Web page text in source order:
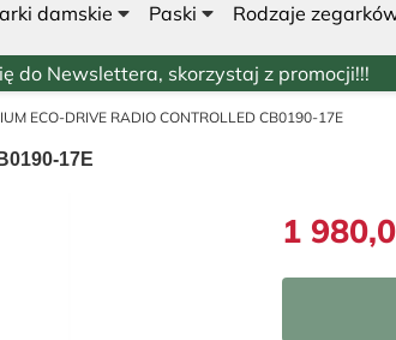
damskie Paski Rodzaje
do Newslettera, skorzystaj z promocji!!!
ECO-DRIVE RADIO CONTROLLED CB0190-17E
17E
1